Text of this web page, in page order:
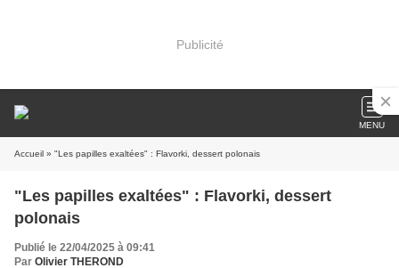
Publicité
MENU
Accueil » "Les papilles exaltées" : Flavorki, dessert polonais
"Les papilles exaltées" : Flavorki, dessert
polonais
Publié le 22/04/2025 à 09:41
Par Olivier THEROND